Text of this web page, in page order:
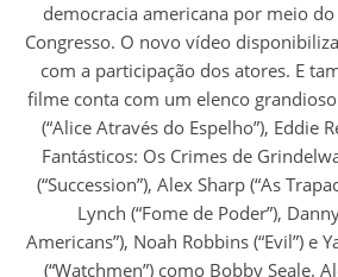
democracia americana por meio
Congresso. O novo vídeo
com a participação dos atores. E
filme conta com um elenco
(“Alice Através do Espelho”), Eddie
Fantásticos: Os Crimes de
(“Succession”), Alex Sharp (“As
Lynch (“Fome de Poder”),
Americans”), Noah Robbins (“Evil”) e
(“Watchmen”) como Bobby Seale.